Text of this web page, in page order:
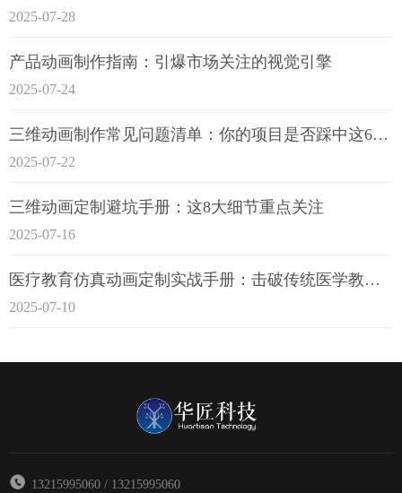
2025-07-28
产品动画制作指南：引爆市场关注的视觉引擎
2025-07-24
三维动画制作常见问题清单：你的项目是否踩中这6大技术雷区？
2025-07-22
三维动画定制避坑手册：这8大细节重点关注
2025-07-16
医疗教育仿真动画定制实战手册：击破传统医学教育7大痛点
2025-07-10
13215995060 / 13215995060